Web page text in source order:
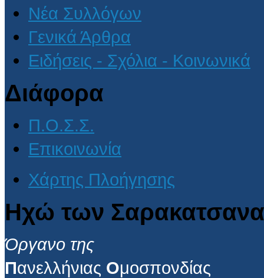
Νέα Συλλόγων
Γενικά Άρθρα
Ειδήσεις - Σχόλια - Κοινωνικά
Διάφορα
Π.Ο.Σ.Σ.
Επικοινωνία
Χάρτης Πλοήγησης
Ηχώ των
Όργανο της
Πανελλήνιας Ομοσπονδίας